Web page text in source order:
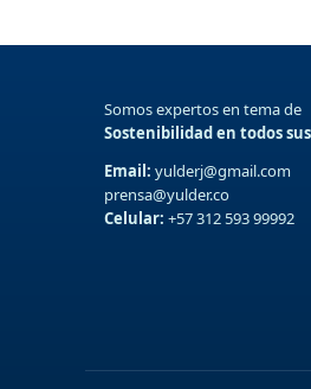
Somos expertos en tema de
Sostenibilidad en todos
Email: yulderj@gmail.com
prensa@yulder.co
Celular: +57 312 593 99992